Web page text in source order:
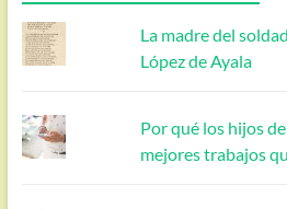
La madre del
López de Ayala
Por qué los hijos
mejores trabajos